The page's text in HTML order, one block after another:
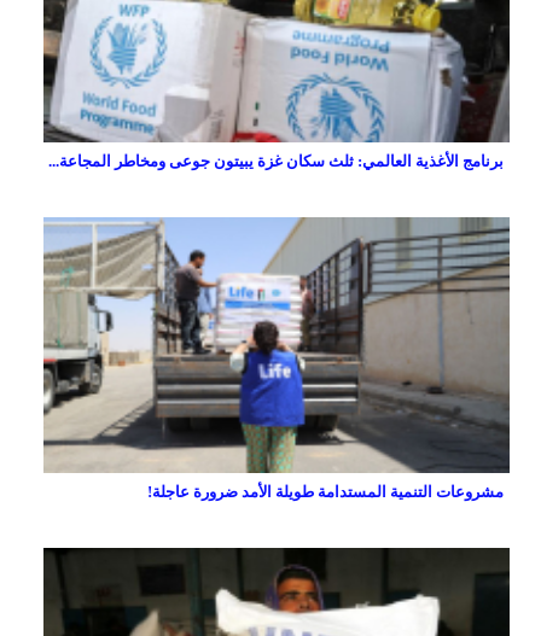
برنامج الأغذية العالمي: ثلث سكان غزة يبيتون جوعى ومخاطر المجاعة...
مشروعات التنمية المستدامة طويلة الأمد ضرورة عاجلة!